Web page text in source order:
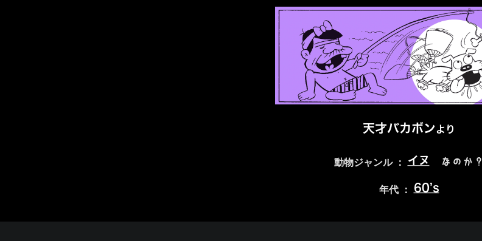
天才バカボンより
動物ジャンル ： イヌ なのか？
年代 ： 60’s